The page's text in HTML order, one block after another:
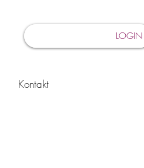
LOGIN
Kontakt